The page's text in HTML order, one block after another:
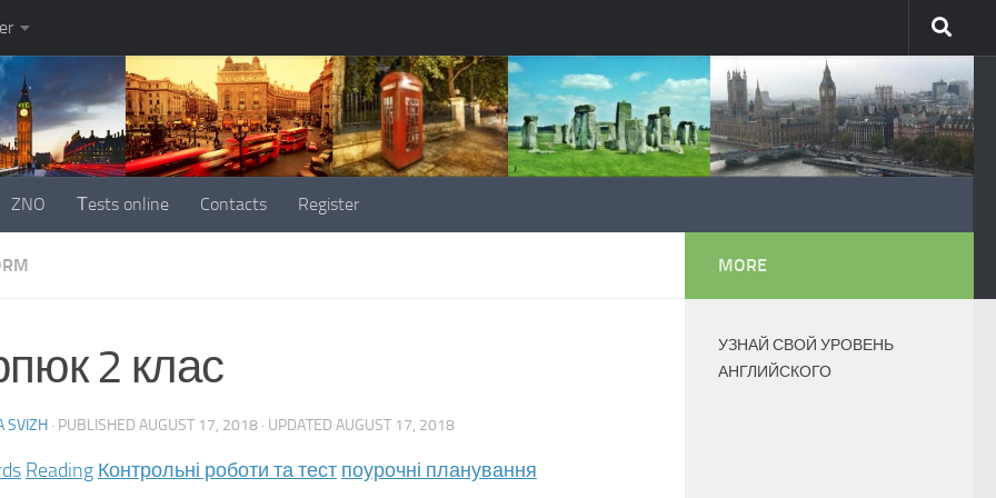
ZNO Тests online Contacts Register
2 клас
SVIZH · PUBLISHED AUGUST 17, 2018 · UPDATED AUGUST 17, 2018
Reading Контрольні роботи та тест поурочні планування
MORE
УЗНАЙ СВОЙ УРОВЕНЬ
АНГЛИЙСКОГО